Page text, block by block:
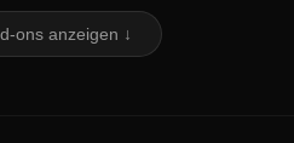
ons anzeigen ↓